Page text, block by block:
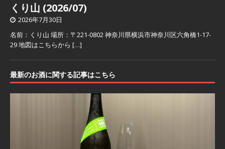
くり山 (2026/07)
2026年7月30日
名前：くり山 場所：〒221-0802 神奈川県横浜市神奈川区六角橋1-17-
29 地図はこちらから […]
最新のお酒に関する記事はこちら